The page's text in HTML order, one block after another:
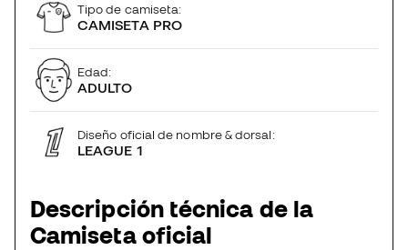
Tipo de camiseta:
CAMISETA PRO
Edad:
ADULTO
Diseño oficial de nombre & dorsal:
LEAGUE 1
Descripción técnica de la
Camiseta oficial